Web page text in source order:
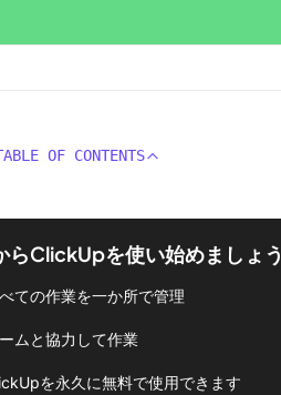
OF CONTENTS
らClickUpを使い始めましょう
ての作業を一か所で管理
ムと協力して作業
を永久に無料で使用できます